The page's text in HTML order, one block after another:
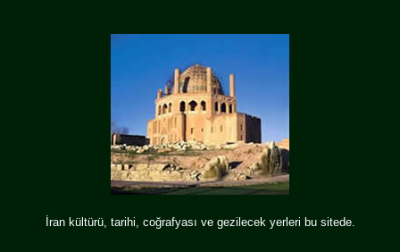
İran kültürü, tarihi, coğrafyası ve gezilecek yerleri bu sitede.